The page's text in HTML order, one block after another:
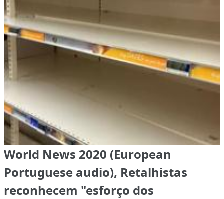
World News 2020 (European
Portuguese audio), Retalhistas
reconhecem "esforço dos